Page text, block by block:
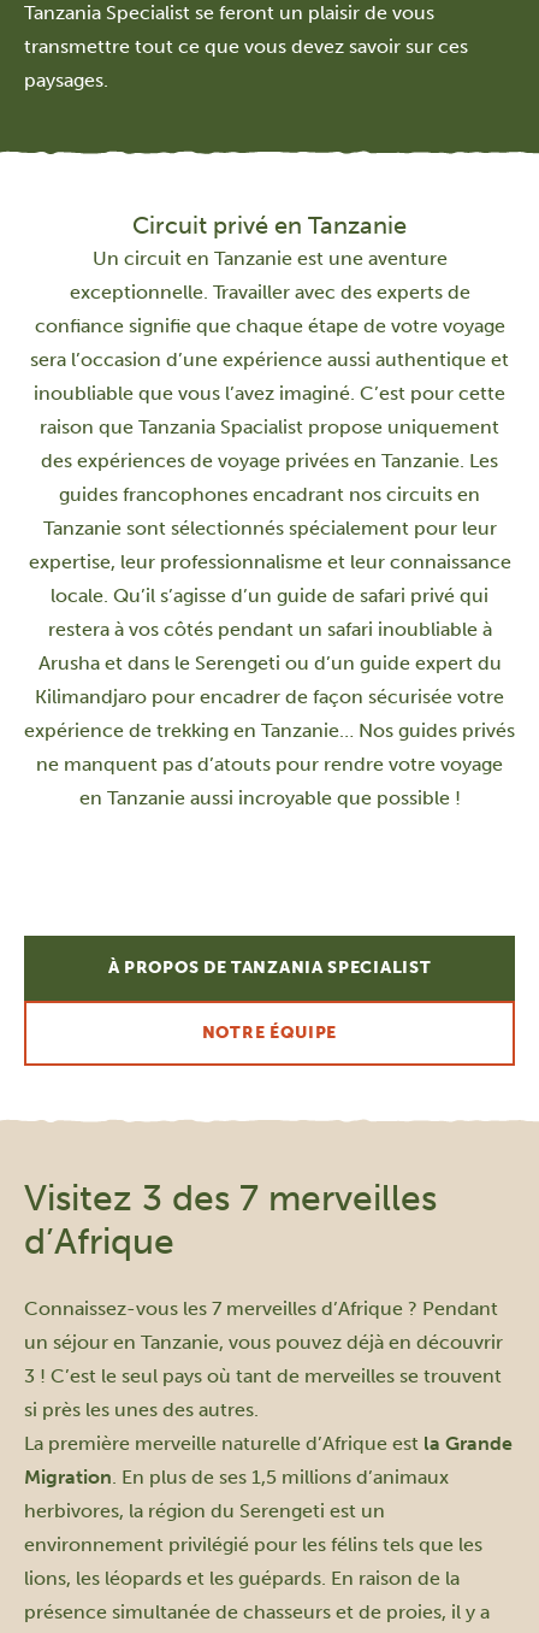
Tanzania Specialist se feront un plaisir de vous
transmettre tout ce que vous devez savoir sur ces
paysages.
Circuit privé en Tanzanie
Un circuit en Tanzanie est une aventure
exceptionnelle. Travailler avec des experts de
confiance signifie que chaque étape de votre voyage
sera l’occasion d’une expérience aussi authentique et
inoubliable que vous l’avez imaginé. C’est pour cette
raison que Tanzania Spacialist propose uniquement
des expériences de voyage privées en Tanzanie. Les
guides francophones encadrant nos circuits en
Tanzanie sont sélectionnés spécialement pour leur
expertise, leur professionnalisme et leur connaissance
locale. Qu’il s’agisse d’un guide de safari privé qui
restera à vos côtés pendant un safari inoubliable à
Arusha et dans le Serengeti ou d’un guide expert du
Kilimandjaro pour encadrer de façon sécurisée votre
expérience de trekking en Tanzanie… Nos guides privés
ne manquent pas d’atouts pour rendre votre voyage
en Tanzanie aussi incroyable que possible !
À PROPOS DE TANZANIA SPECIALIST
NOTRE ÉQUIPE
Visitez 3 des 7 merveilles
d’Afrique
Connaissez-vous les 7 merveilles d’Afrique ? Pendant
un séjour en Tanzanie, vous pouvez déjà en découvrir
3 ! C’est le seul pays où tant de merveilles se trouvent
si près les unes des autres.
La première merveille naturelle d’Afrique est la Grande
Migration. En plus de ses 1,5 millions d’animaux
herbivores, la région du Serengeti est un
environnement privilégié pour les félins tels que les
lions, les léopards et les guépards. En raison de la
présence simultanée de chasseurs et de proies, il y a